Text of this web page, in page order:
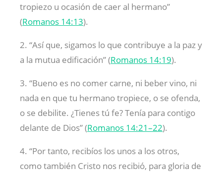
tropiezo u ocasión de caer al hermano”
(Romanos 14:13).
2. “Así que, sigamos lo que contribuye a la paz y
a la mutua edificación” (Romanos 14:19).
3. “Bueno es no comer carne, ni beber vino, ni
nada en que tu hermano tropiece, o se ofenda,
o se debilite. ¿Tienes tú fe? Tenía para contigo
delante de Dios” (Romanos 14:21–22).
4. “Por tanto, recibíos los unos a los otros,
como también Cristo nos recibió, para gloria de